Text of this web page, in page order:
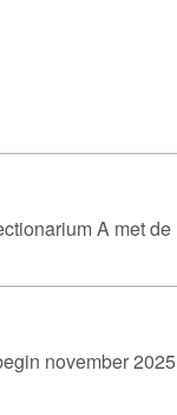
A met de
november